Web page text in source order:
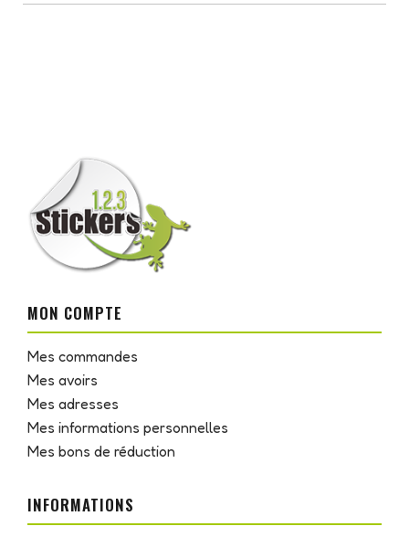
MON COMPTE
Mes commandes
Mes avoirs
Mes adresses
Mes informations personnelles
Mes bons de réduction
INFORMATIONS